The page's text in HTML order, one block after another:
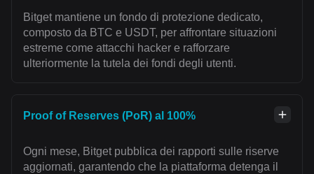
Bitget mantiene un fondo di protezione dedicato,
composto da BTC e USDT, per affrontare situazioni
estreme come attacchi hacker e rafforzare
ulteriormente la tutela dei fondi degli utenti.
Proof of Reserves (PoR) al 100%
Ogni mese, Bitget pubblica dei rapporti sulle riserve
aggiornati, garantendo che la piattaforma detenga il